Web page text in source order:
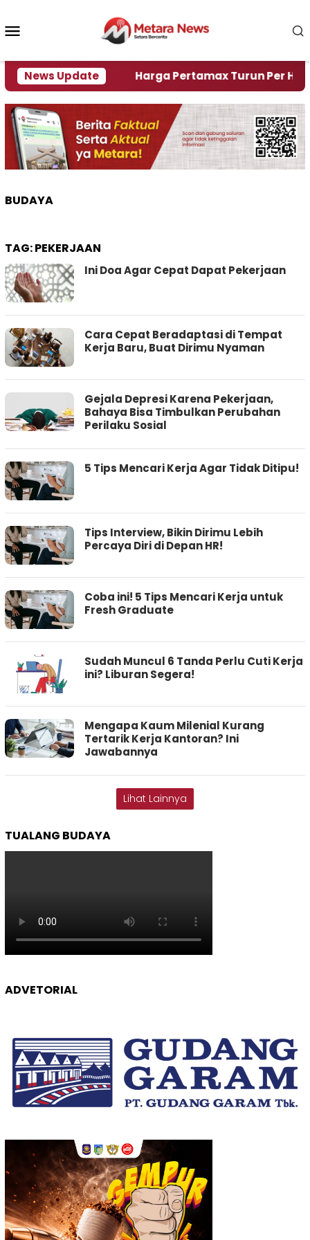
konten
News Update
Krisi Air Harga Pertamax Turun Per Hari Ini,
BUDAYA
TAG:PEKERJAAN
Ini Doa Agar Cepat Dapat Pekerjaan
Cara Cepat Beradaptasi di Tempat
Kerja Baru, Buat Dirimu Nyaman
Gejala Depresi Karena Pekerjaan,
Bahaya Bisa Timbulkan Perubahan
Perilaku Sosial
5 Tips Mencari Kerja Agar Tidak Ditipu!
Tips Interview, Bikin Dirimu Lebih
Percaya Diri di Depan HR!
Coba ini! 5 Tips Mencari Kerja untuk
Fresh Graduate
Sudah Muncul 6 Tanda Perlu Cuti Kerja
ini? Liburan Segera!
Mengapa Kaum Milenial Kurang
Tertarik Kerja Kantoran? Ini
Jawabannya
Lihat Lainnya
TUALANG BUDAYA
ADVETORIAL